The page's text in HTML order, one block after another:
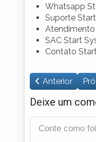
Whatsapp
Suporte
SAC Start
Contato
Anterior
Deixe um